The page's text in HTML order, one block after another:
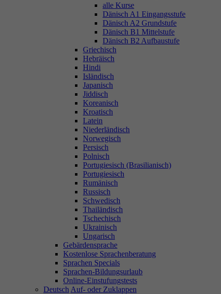
alle Kurse
Dänisch A1 Eingangsstufe
Dänisch A2 Grundstufe
Dänisch B1 Mittelstufe
Dänisch B2 Aufbaustufe
Griechisch
Hebräisch
Hindi
Isländisch
Japanisch
Jiddisch
Koreanisch
Kroatisch
Latein
Niederländisch
Norwegisch
Persisch
Polnisch
Portugiesisch (Brasilianisch)
Portugiesisch
Rumänisch
Russisch
Schwedisch
Thailändisch
Tschechisch
Ukrainisch
Ungarisch
Gebärdensprache
Kostenlose Sprachenberatung
Sprachen Specials
Sprachen-Bildungsurlaub
Online-Einstufungstests
Deutsch Auf- oder Zuklappen